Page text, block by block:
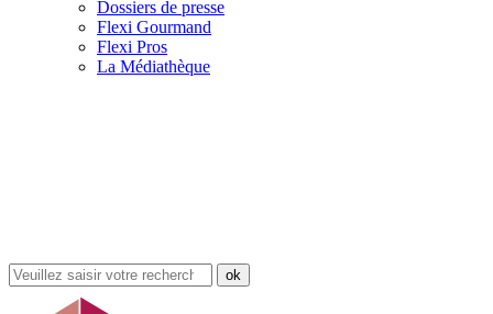
Dossiers de presse
Flexi Gourmand
Flexi Pros
La Médiathèque
Rechercher
dans